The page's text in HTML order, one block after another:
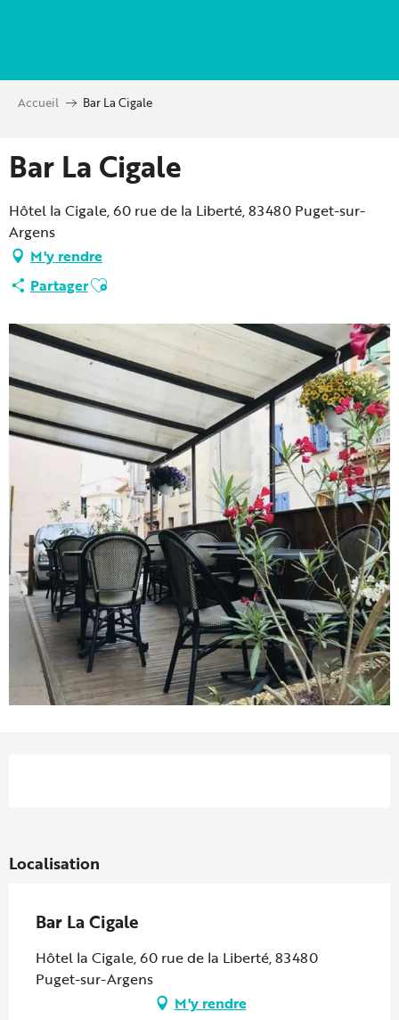
principal
Accueil Bar La Cigale
Bar La Cigale
Hôtel la Cigale, 60 rue de la Liberté, 83480 Puget-sur-
Argens
M'y rendre
PartagerAjouter aux favoris
Localisation
Bar La Cigale
Hôtel la Cigale, 60 rue de la Liberté, 83480
Puget-sur-Argens
M'y rendre